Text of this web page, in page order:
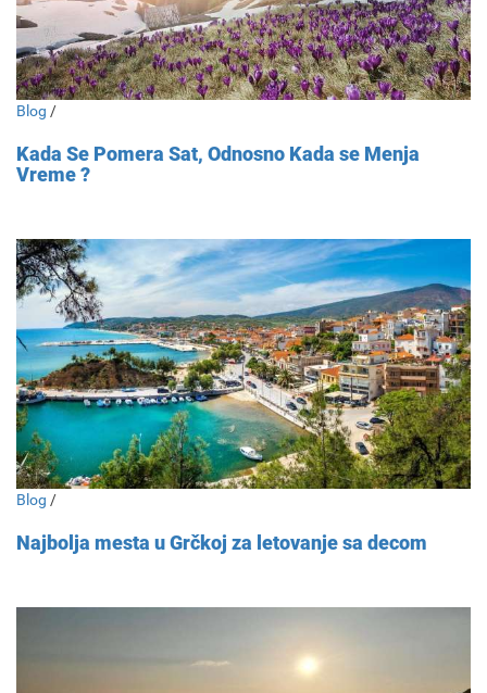
Blog /
Kada Se Pomera Sat, Odnosno Kada se Menja
Vreme ?
Blog /
Najbolja mesta u Grčkoj za letovanje sa decom